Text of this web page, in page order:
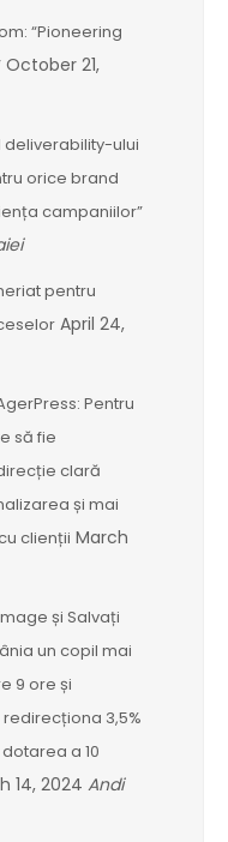
“Pioneering
October 21,
deliverability-ului
orice brand
campaniilor”
pentru
April 24,
Pentru
să fie
clară
și mai
clienții March
și Salvați
un copil mai
9 ore și
3,5%
a 10
14, 2024 Andi